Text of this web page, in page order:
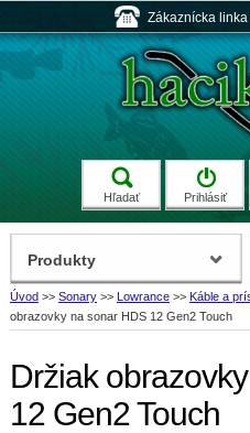
Zákaznícka linka
Hľadať Prihlásiť
Úvod >> Sonary >> Lowrance >> Káble a
obrazovky na sonar HDS 12 Gen2 Touch
Držiak
12 Gen2 Touch
Produkty